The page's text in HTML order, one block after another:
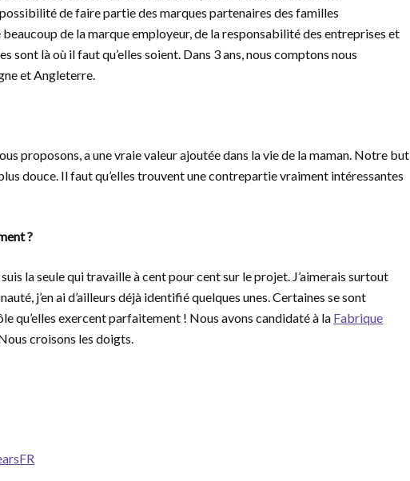
de faire partie des marques partenaires des familles
de la marque employeur, de la responsabilité des entreprises et
sont là où il faut qu’elles soient. Dans 3 ans, nous comptons nous
et Angleterre.
proposons, a une vraie valeur ajoutée dans la vie de la maman. Notre but
douce. Il faut qu’elles trouvent une contrepartie vraiment intéressantes
?
la seule qui travaille à cent pour cent sur le projet. J’aimerais surtout
j’en ai d’ailleurs déjà identifié quelques unes. Certaines se sont
qu’elles exercent parfaitement ! Nous avons candidaté à la Fabrique
croisons les doigts.